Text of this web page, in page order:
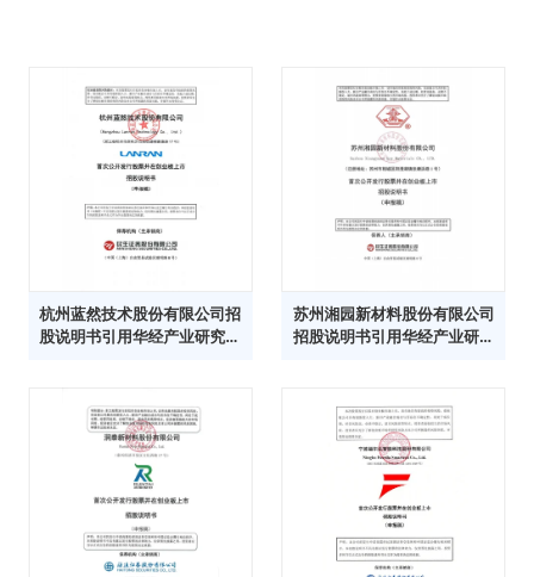
杭州蓝然技术股份有限公司招
股说明书引用华经产业研究院
苏州湘园新材料股份有限公司
招股说明书引用华经产业研究